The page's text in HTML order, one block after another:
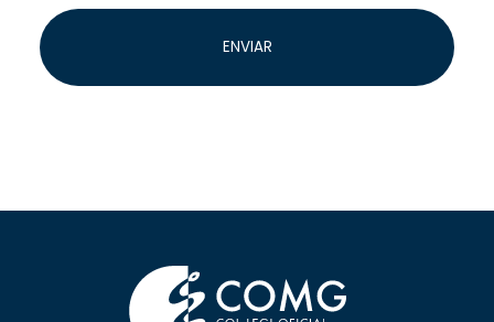
Legitimació: Execució d'un contracte, compliment
Destinatàries
excepte per obligació legal o si és necessari per a la
ENVIAR